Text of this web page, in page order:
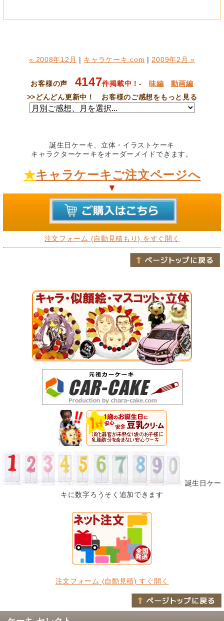
« 2008年12月 | キャラケーキ.com | 2009年2月 »
お客様の声 4147件掲載中！ - 味編
動画編
>>どんどん更新中！ お客様のご感想をもっと見る
誕生日ケーキ、立体・イラストケーキ
キャラクターケーキをオーダーメイドできます。
★キャラケーキご注文ページへ
▼
注文フォーム (自動見積もり) をすぐ開く
誕生日ケー
キに数字ろうそく追加できます
注文フォーム (自動見積) すぐ開く